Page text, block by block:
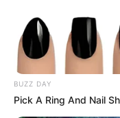
BUZZ DAY
Pick A Ring And Nail